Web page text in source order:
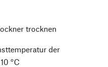
trocknen
der
°C